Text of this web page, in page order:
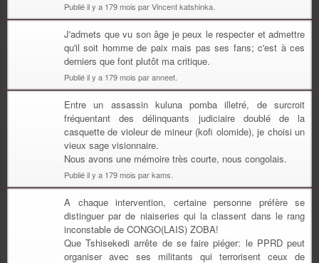
Publié il y a 179 mois par Vincent katshinka.
J'admets que vu son âge je peux le respecter et admettre
qu'il soit homme de paix mais pas ses fans; c'est à ces
derniers que font plutôt ma critique.
Publié il y a 179 mois par anneet.
Entre un assassin kuluna pomba illetré, de surcroit
fréquentant des délinquants judiciaire doublé de la
casquette de violeur de mineur (kofi olomide), je choisi un
vieux sage visionnaire.
Nous avons une mémoire très courte, nous congolais.
Publié il y a 179 mois par kams.
A chaque intervention, certaine personne préfère se
distinguer par de niaiseries qui la classent dans le rang
inconstable de CONGO(LAIS) ZOBA!
Que Tshisekedi arrête de se faire piéger: le PPRD peut
organiser avec ses militants qui terrorisent ceux de